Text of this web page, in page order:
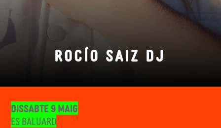
ROCÍO SAIZ DJ
Dissabte 9 maig
Es Baluard